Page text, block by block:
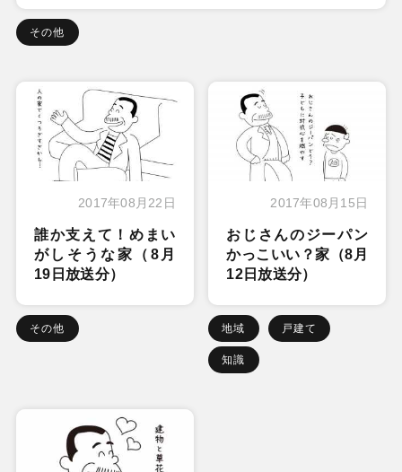
その他
2017年08月22日
誰か支えて！めまい
がしそうな家（8月
19日放送分）
その他
2017年08月15日
おじさんのジーパン
かっこいい？家（8月
12日放送分）
地域 戸建て
知識